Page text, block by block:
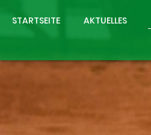
STARTSEITE AKTUELLES